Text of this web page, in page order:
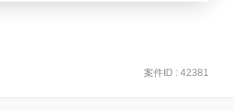
案件ID : 42381